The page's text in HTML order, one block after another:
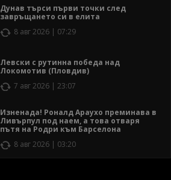
Дунав търси първи точки след
завръщането си в елита
8 авг 2026 | 07:29
Левски с рутинна победа над
Локомотив (Пловдив)
7 авг 2026 | 23:07
Изненада! Роналд Араухо преминава в
Ливърпул под наем, а това отваря
пътя на Родри към Барселона
8 авг 2026 | 03:20